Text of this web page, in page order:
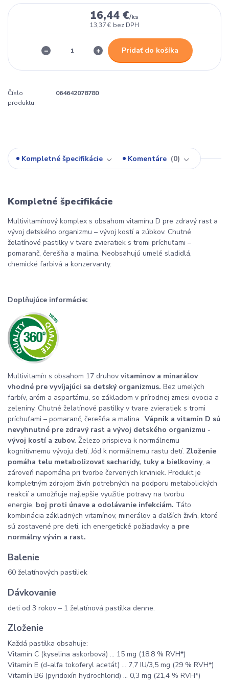
16,44 €/ks
13,37 € bez DPH
Pridať do košíka
Číslo
produktu:
064642078780
Kompletné špecifikácie Komentáre 0
Kompletné špecifikácie
Multivitamínový komplex s obsahom vitamínu D pre zdravý rast a
vývoj detského organizmu – vývoj kostí a zúbkov. Chutné
želatínové pastilky v tvare zvieratiek s tromi príchuťami –
pomaranč, čerešňa a malina. Neobsahujú umelé sladidlá,
chemické farbivá a konzervanty.
Doplňujúce informácie:
Multivitamín s obsahom 17 druhov vitaminov a minarálov
vhodné pre vyvíjajúci sa detský organizmus. Bez umelých
farbív, aróm a aspartámu, so základom v prírodnej zmesi ovocia a
zeleniny. Chutné želatínové pastilky v tvare zvieratiek s tromi
príchuťami – pomaranč, čerešňa a malina.. Vápnik a vitamín D sú
nevyhnutné pre zdravý rast a vývoj detského organizmu -
vývoj kostí a zubov. Železo prispieva k normálnemu
kognitívnemu vývoju detí. Jód k normálnemu rastu detí. Zloženie
pomáha telu metabolizovať sacharidy, tuky a bielkoviny, a
zároveň napomáha pri tvorbe červených krviniek. Produkt je
kompletným zdrojom živín potrebných na podporu metabolických
reakcií a umožňuje najlepšie využitie potravy na tvorbu
energie, boj proti únave a odolávanie infekciám. Táto
kombinácia základných vitamínov, minerálov a ďalších živín, ktoré
sú zostavené pre deti, ich energetické požiadavky a pre
normálny vývin a rast.
Balenie
60 želatínových pastiliek
Dávkovanie
deti od 3 rokov – 1 želatínová pastilka denne.
Zloženie
Každá pastilka obsahuje:
Vitamín C (kyselina askorbová) ... 15 mg (18,8 % RVH*)
Vitamín E (d-alfa tokoferyl acetát) ... 7,7 IU/3,5 mg (29 % RVH*)
Vitamín B6 (pyridoxín hydrochlorid) ... 0,3 mg (21,4 % RVH*)